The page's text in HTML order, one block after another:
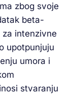
zbog svoje
beta-
intenzivne
upotpunjuju
umora i
stvaranju